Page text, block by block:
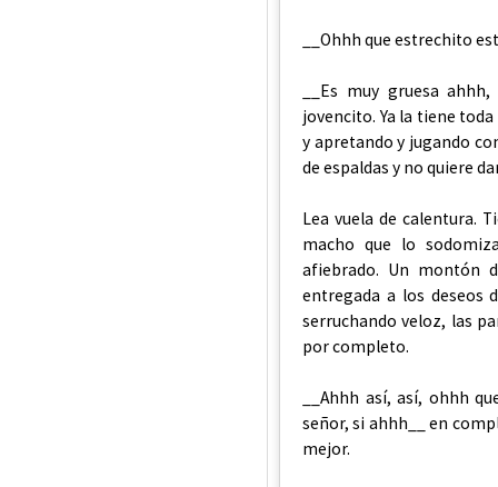
__Ohhh que estrechito
__Es muy gruesa
jovencito. Ya la tiene
y apretando y jugando
de espaldas y no quiere
Lea vuela de calentura.
macho que lo
afiebrado. Un montón
entregada a los deseos
serruchando veloz, las
por completo.
__Ahhh así, así, ohhh
señor, si ahhh__ en
mejor.